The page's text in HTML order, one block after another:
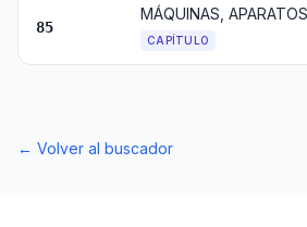
85
CAPÍTULO
← Volver al buscador